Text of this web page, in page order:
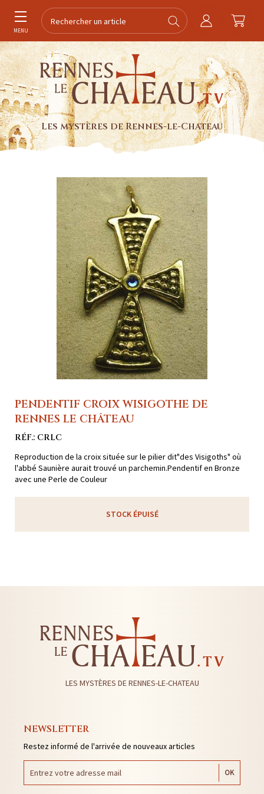
MENU
Les mystères de Rennes-le-Chateau
PENDENTIF CROIX WISIGOTHE DE
RENNES LE CHÂTEAU
RÉF.: CRLC
Reproduction de la croix située sur le pilier dit"des Visigoths" où
l'abbé Saunière aurait trouvé un parchemin.Pendentif en Bronze
avec une Perle de Couleur
STOCK ÉPUISÉ
LES MYSTÈRES DE RENNES-LE-CHATEAU
NEWSLETTER
Restez informé de l'arrivée de nouveaux articles